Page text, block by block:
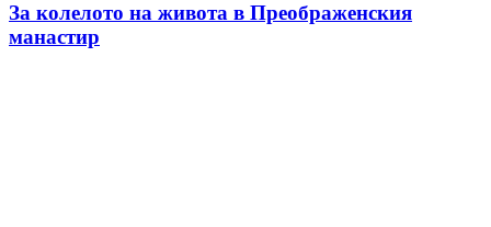
За колелото на живота в Преображенския
манастир